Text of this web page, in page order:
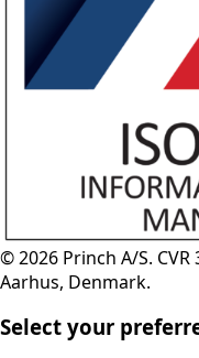
© 2026 Princh A/S.
Aarhus, Denmark.
Select your